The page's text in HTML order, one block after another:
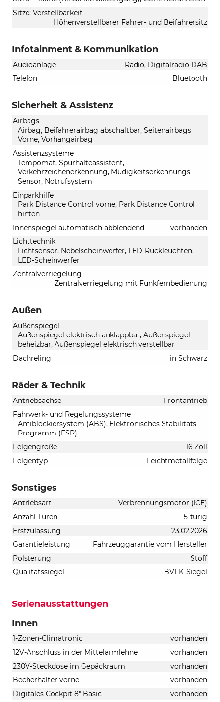
Sitze: Verstellbarkeit
Höhenverstellbarer Fahrer- und Beifahrersitz
Infotainment & Kommunikation
Audioanlage
Radio, Digitalradio DAB
Telefon
Bluetooth
Sicherheit & Assistenz
Airbags
Airbag, Beifahrerairbag abschaltbar, Seitenairbags
Vorne, Vorhangairbag
Assistenzsysteme
Tempomat, Spurhalteassistent,
Verkehrzeichenerkennung, Müdigkeitserkennungs-
Sensor, Notrufsystem
Einparkhilfe
Park Distance Control vorne, Park Distance Control
hinten
Innenspiegel automatisch abblendend
vorhanden
Lichttechnik
Lichtsensor, Nebelscheinwerfer, LED-Rückleuchten,
LED-Scheinwerfer
Zentralverriegelung
Zentralverriegelung mit Funkfernbedienung
Außen
Außenspiegel
Außenspiegel elektrisch anklappbar, Außenspiegel
beheizbar, Außenspiegel elektrisch verstellbar
Dachreling
in Schwarz
Räder & Technik
Antriebsachse
Frontantrieb
Fahrwerk- und Regelungssysteme
Antiblockiersystem (ABS), Elektronisches Stabilitäts-
Programm (ESP)
Felgengröße
16 Zoll
Felgentyp
Leichtmetallfelge
Sonstiges
Antriebsart
Verbrennungsmotor (ICE)
Anzahl Türen
5-türig
Erstzulassung
23.02.2026
Garantieleistung
Fahrzeuggarantie vom Hersteller
Polsterung
Stoff
Qualitätssiegel
BVFK-Siegel
Serienausstattungen
Innen
1-Zonen-Climatronic
vorhanden
12V-Anschluss in der Mittelarmlehne
vorhanden
230V-Steckdose im Gepäckraum
vorhanden
Becherhalter vorne
vorhanden
Digitales Cockpit 8" Basic
vorhanden